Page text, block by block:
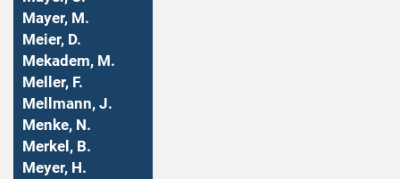
Mayer, M.
Meier, D.
Mekadem, M.
Meller, F.
Mellmann, J.
Menke, N.
Merkel, B.
Meyer, H.